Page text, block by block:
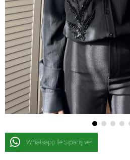
Whatsapp İle Sipariş ver